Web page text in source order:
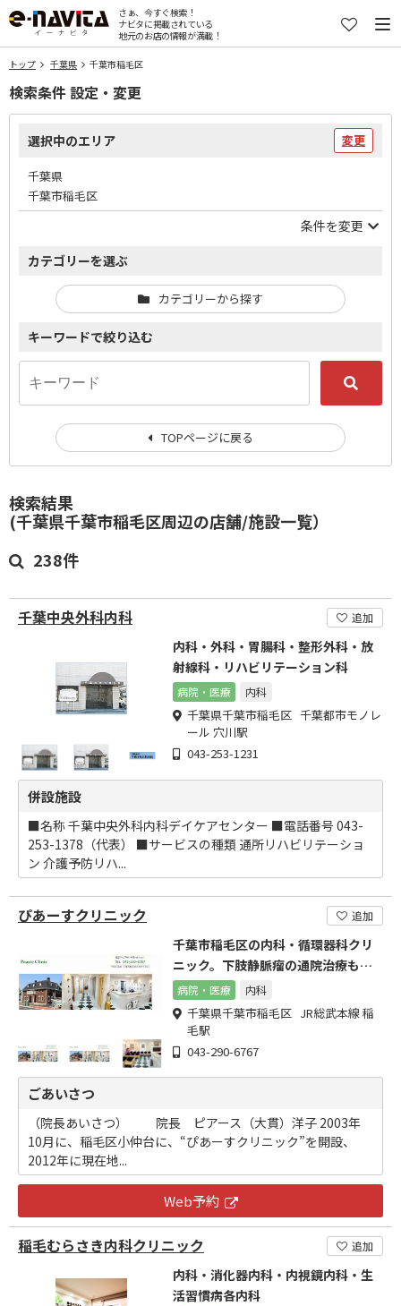
さぁ、今すぐ検索！
ナビタに掲載されている
地元のお店の情報が満載！
トップ 千葉県 千葉市稲毛区
検索結果
(千葉県千葉市稲毛区周辺の店舗/施設一覧）
238件
千葉中央外科内科 追加
内科・外科・胃腸科・整形外科・放
射線科・リハビリテーション科
病院・医療 内科
千葉県千葉市稲毛区 千葉都市モノレ
ール 穴川駅
043-253-1231
併設施設
■名称 千葉中央外科内科デイケアセンター ■電話番号 043-
253-1378（代表） ■サービスの種類 通所リハビリテーショ
ン 介護予防リハ...
ぴあーすクリニック 追加
千葉市稲毛区の内科・循環器科クリ
ニック。下肢静脈瘤の通院治療も可
能です。
病院・医療 内科
千葉県千葉市稲毛区 JR総武本線 稲
毛駅
043-290-6767
ごあいさつ
（院長あいさつ） 院長 ピアース（大貫）洋子 2003年
10月に、稲毛区小仲台に、“ぴあーすクリニック”を開設、
2012年に現在地...
Web予約
稲毛むらさき内科クリニック 追加
内科・消化器内科・内視鏡内科・生
活習慣病各内科
検索条件 設定・変更
選択中のエリア 変更
千葉県
千葉市稲毛区
条件を変更
カテゴリーを選ぶ
カテゴリーから探す
キーワードで絞り込む
TOPページに戻る